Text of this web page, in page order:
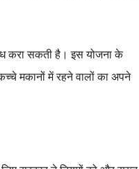
करा सकती है। इस योजना के
मकानों में रहने वालों का अपने